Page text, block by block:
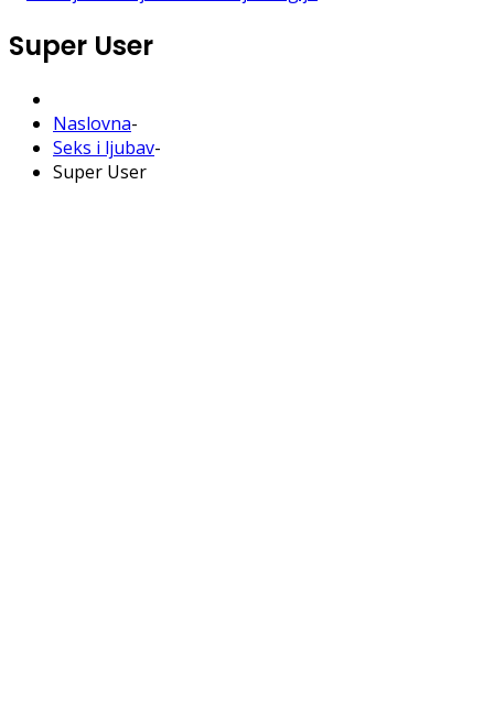
Super User
Naslovna-
Seks i ljubav-
Super User